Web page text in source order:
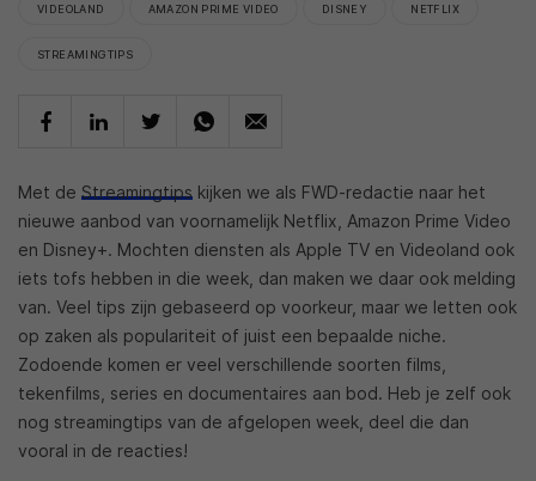
VIDEOLAND AMAZON PRIME VIDEO DISNEY NETFLIX
STREAMINGTIPS
Met de Streamingtips kijken we als FWD-redactie naar het
nieuwe aanbod van voornamelijk Netflix, Amazon Prime Video
en Disney+. Mochten diensten als Apple TV en Videoland ook
iets tofs hebben in die week, dan maken we daar ook melding
van. Veel tips zijn gebaseerd op voorkeur, maar we letten ook
op zaken als populariteit of juist een bepaalde niche.
Zodoende komen er veel verschillende soorten films,
tekenfilms, series en documentaires aan bod. Heb je zelf ook
nog streamingtips van de afgelopen week, deel die dan
vooral in de reacties!